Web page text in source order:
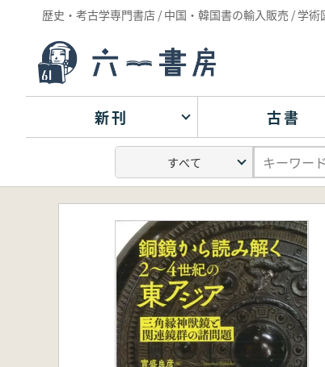
歴史・考古学専門書店 / 中国・韓国書の輸入販売 / 学術
新刊 古書